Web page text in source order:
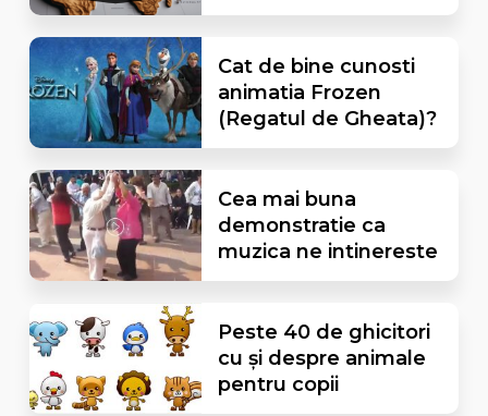
Cat de bine cunosti
animatia Frozen
(Regatul de Gheata)?
Cea mai buna
demonstratie ca
muzica ne intinereste
Peste 40 de ghicitori
cu și despre animale
pentru copii